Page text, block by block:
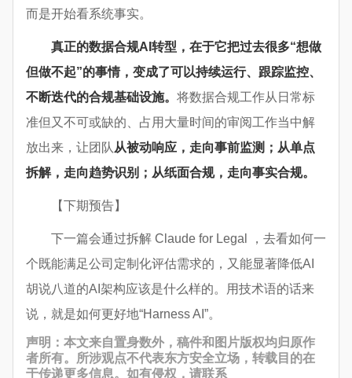
而是开始看系统事实。
真正的数据合规AI转型，在于它把过去很多“想做
但做不起”的事情，变成了可以持续运行、跟踪监控、
不断迭代的合规基础设施。 将数据合规工作从日常标
准但又不可或缺的、占用大量时间的审阅工作当中解
放出来，让团队 从被动响应，走向事前监测；从单点
拆解，走向趋势识别；从纸面合规，走向事实合规。
【下期预告】
下一篇会通过拆解 Claude for Legal ，去看如何一
个既能满足公司定制化评估需求的，又能显著降低AI
胡说八道的AI架构应该是什么样的。用技术语的话来
说，就是如何更好地“Harness AI”。
声明：本文来自置身数外，稿件和图片版权均归原作
者所有。所涉观点不代表东方安全立场，转载目的在
于传递更多信息。如有侵权，请联系